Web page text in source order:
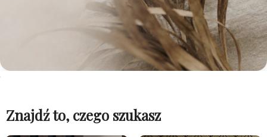
Znajdź to, czego szukasz